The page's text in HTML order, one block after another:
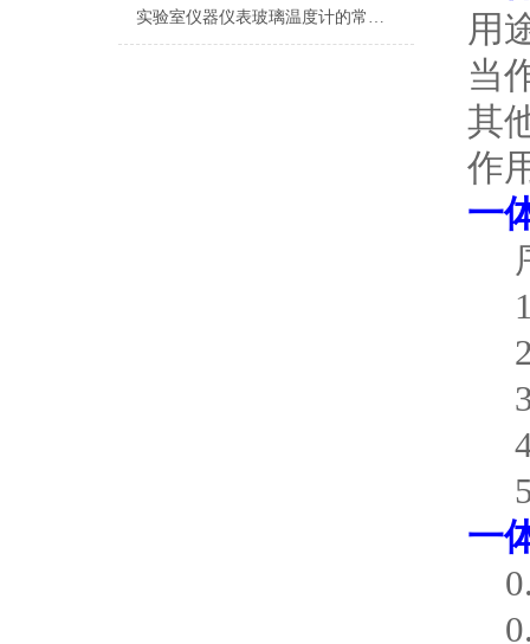
实验室仪器仪表玻璃温度计的常见种类
用
当
其
作
一
1
2
3
4
5
一